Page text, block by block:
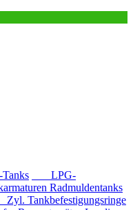
LPG-
Radmuldentanks
Tankbefestigungsringe